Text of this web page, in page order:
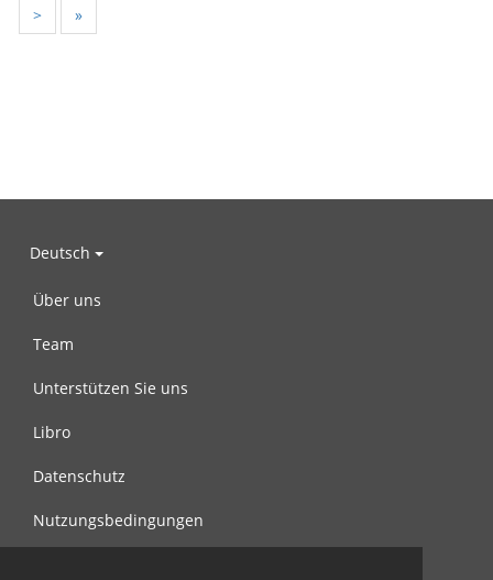
>
»
Deutsch
Über uns
Team
Unterstützen Sie uns
Libro
Datenschutz
Nutzungsbedingungen